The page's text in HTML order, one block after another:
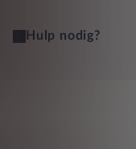
Hulp nodig?